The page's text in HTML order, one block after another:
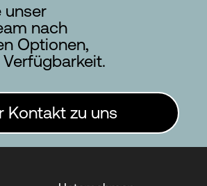
unser
nach
Optionen,
Kontakt zu uns